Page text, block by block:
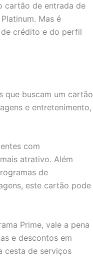
cartão de entrada de
Mas é
crédito e do perfil
que buscam um cartão
e entretenimento,
com
atrativo. Além
de
este cartão pode
Prime, vale a pena
e descontos em
cesta de serviços